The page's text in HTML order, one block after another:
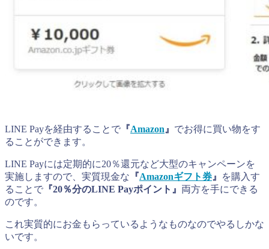
LINE Payを経由することで 『Amazon 』 でお得に買い物をす
ることができます。
LINE Payには定期的に20％還元など大型のキャンペーンを
実施しますので、実質現金な 『Amazonギフト券 』
を購入す
ることで 『20％分のLINE Payポイント』 両方を手にできる
のです。
これ実質的にお金もらっているようなものなのでやるしかな
いです。